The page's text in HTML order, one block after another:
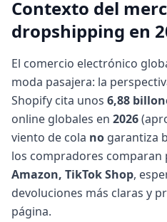
Contexto del
dropshipping en
El comercio electrónico
moda pasajera: la
Shopify cita unos 6,88
online globales en 2026
viento de cola no garantiza
los compradores comparan
Amazon, TikTok Shop,
devoluciones más claras y
página.